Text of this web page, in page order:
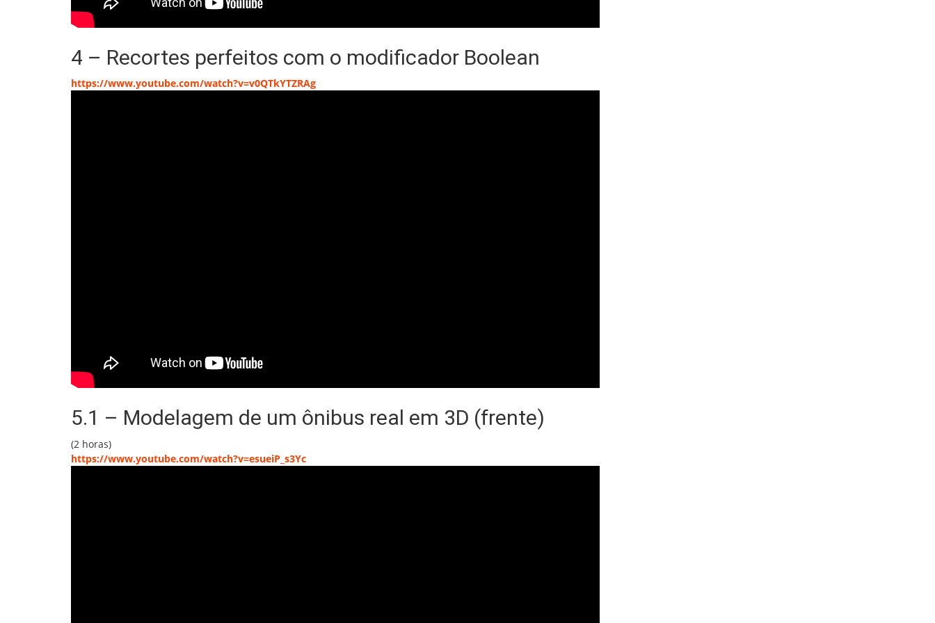
4 – Recortes perfeitos com o modificador Boolean
https://www.youtube.com/watch?v=v0QTkYTZRAg
5.1 – Modelagem de um ônibus real em 3D (frente)
(2 horas)
https://www.youtube.com/watch?v=esueiP_s3Yc